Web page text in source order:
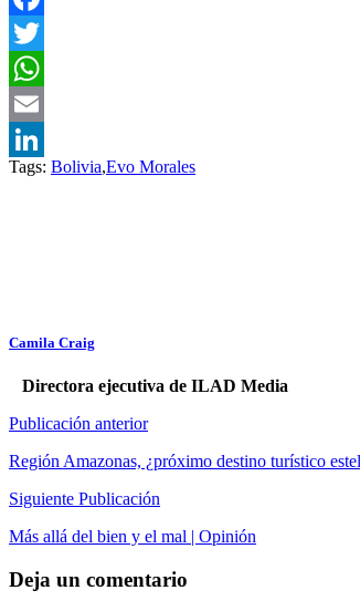
Facebook
Twitter
WhatsApp
Email
LinkedIn
Tags: Bolivia,Evo Morales
Camila Craig
Directora ejecutiva de ILAD Media
Publicación anterior
Región Amazonas, ¿próximo destino turístico
Siguiente Publicación
Más allá del bien y el mal | Opinión
Deja un comentario